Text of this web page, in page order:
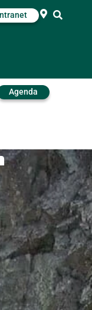
Agenda